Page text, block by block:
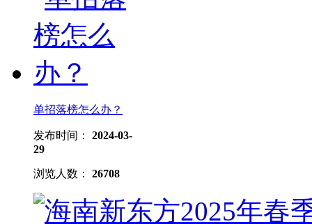
单招落榜怎么办？
发布时间： 2024-03-
29
浏览人数： 26708